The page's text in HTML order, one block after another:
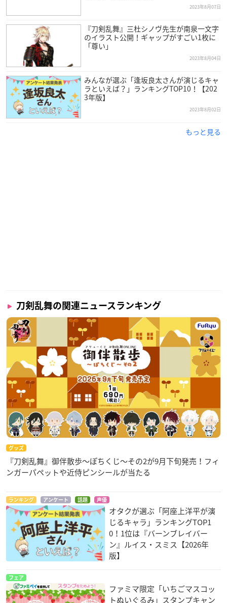
2023年8月07日
『刀剣乱舞』三杜シノヴ先生が南泉一文字
のイラスト公開！ギャップがすごい1枚に
「尊い」
2023年8月04日
みんなが選ぶ「逢坂良太さんが演じるキャ
ラといえば？」ランキングTOP10！【202
3年版】
2023年8月02日
もっと見る
刀剣乱舞の関連ニュースランキング
グッズ
『刀剣乱舞』御伴散歩～ぽちくじ～その2が9月下旬発売！フィ
ンガーパペットや近侍ピンシールが当たる
ランキング アンケート 話題 声優
オタクが選ぶ「阿座上洋平が演
じるキャラ」ランキングTOP1
0！1位は『バーンブレイバー
ン』ルイス・スミス【2026年
版】
フェア
ファミマ限定「いちごマスコッ
トぬいぐるみ」スタンプキャン